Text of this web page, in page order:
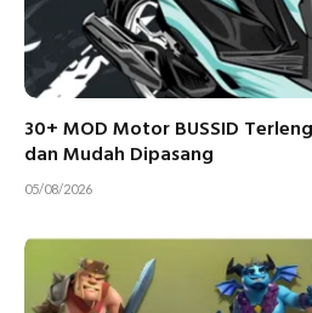
30+ MOD Motor BUSSID
dan Mudah Dipasang
05/08/2026